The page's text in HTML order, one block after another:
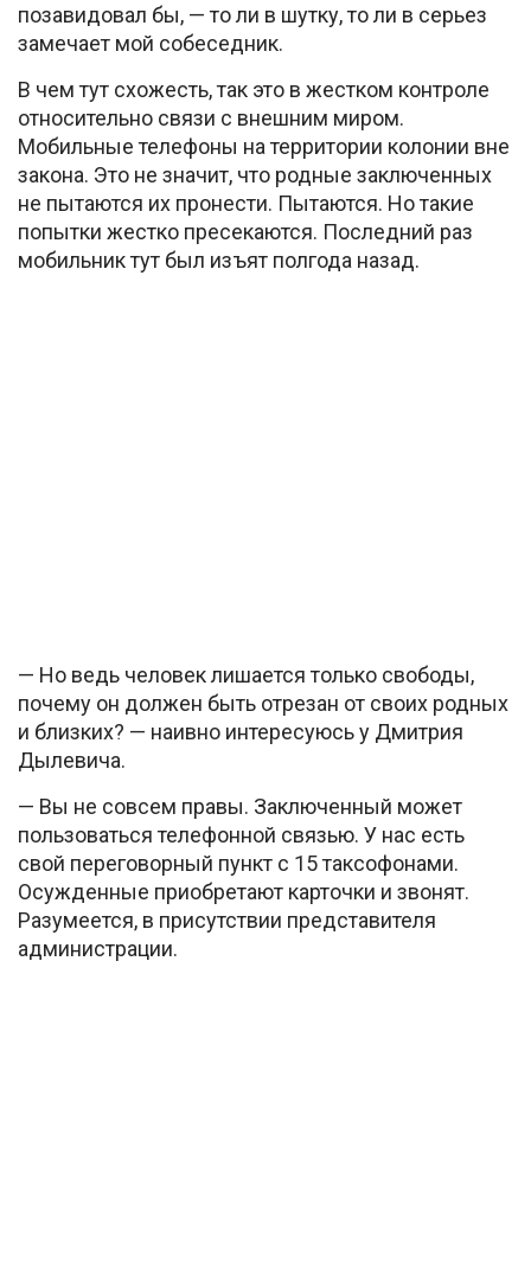
позавидовал бы, — то ли в шутку, то ли в серьез
замечает мой собеседник.
В чем тут схожесть, так это в жестком контроле
относительно связи с внешним миром.
Мобильные телефоны на территории колонии вне
закона. Это не значит, что родные заключенных
не пытаются их пронести. Пытаются. Но такие
попытки жестко пресекаются. Последний раз
мобильник тут был изъят полгода назад.
— Но ведь человек лишается только свободы,
почему он должен быть отрезан от своих родных
и близких? — наивно интересуюсь у Дмитрия
Дылевича.
— Вы не совсем правы. Заключенный может
пользоваться телефонной связью. У нас есть
свой переговорный пункт с 15 таксофонами.
Осужденные приобретают карточки и звонят.
Разумеется, в присутствии представителя
администрации.